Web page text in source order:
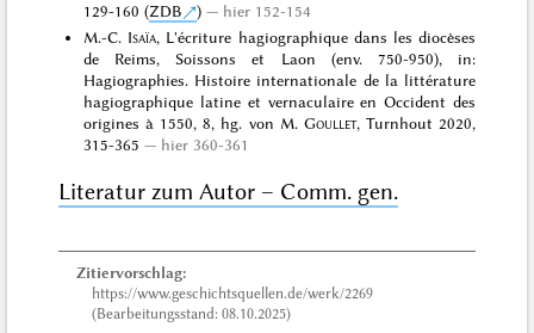
129-160 (ZDB )
hier 152-154
M.-C. Isaïa, L'écriture hagiographique dans les diocèses
de Reims, Soissons et Laon (env. 750-950), in:
Hagiographies. Histoire internationale de la littérature
hagiographique latine et vernaculaire en Occident des
origines à 1550, 8, hg. von M. Goullet, Turnhout 2020,
315-365
hier 360-361
Literatur zum Autor – Comm. gen.
Zitiervorschlag:
https://www.geschichtsquellen.de/werk/2269
(Bearbeitungsstand: 08.10.2025)